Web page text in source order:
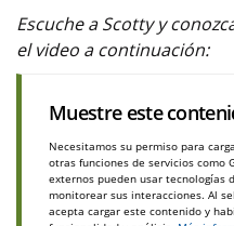
Escuche a Scotty y
el video a continuación:
Muestre este
Necesitamos su permiso para
otras funciones de servicios como
externos pueden usar tecnologías
monitorear sus interacciones. Al
acepta cargar este contenido y